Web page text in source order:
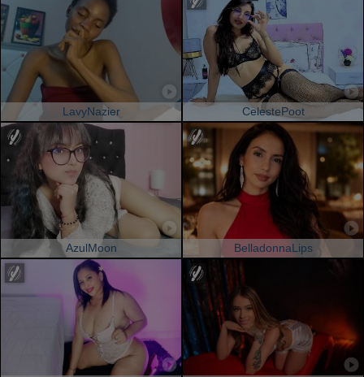
LavyNazier CelestePoot
AzulMoon BelladonnaLips